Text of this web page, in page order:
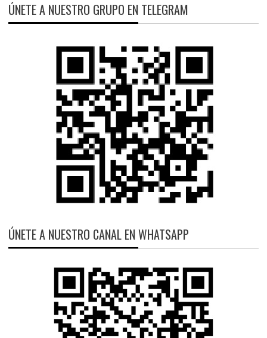
ÚNETE A NUESTRO GRUPO EN TELEGRAM
ÚNETE A NUESTRO CANAL EN WHATSAPP